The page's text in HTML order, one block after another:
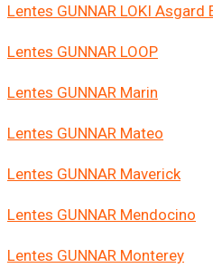
Lentes GUNNAR LOKI Asgard
Lentes GUNNAR LOOP
Lentes GUNNAR Marin
Lentes GUNNAR Mateo
Lentes GUNNAR Maverick
Lentes GUNNAR Mendocino
Lentes GUNNAR Monterey